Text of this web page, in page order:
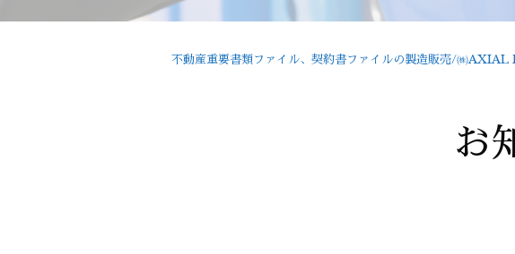
不動産重要書類ファイル、契約書ファイルの製造販売/㈱AXIAL
お